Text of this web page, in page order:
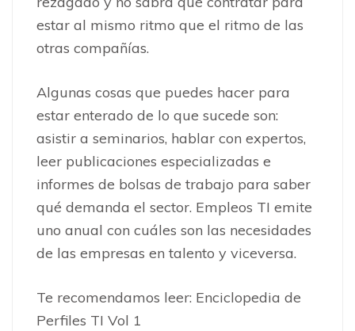
estar al mismo ritmo que el ritmo de las
otras compañías.
Algunas cosas que puedes hacer para
estar enterado de lo que sucede son:
asistir a seminarios, hablar con expertos,
leer publicaciones especializadas e
informes de bolsas de trabajo para saber
qué demanda el sector. Empleos TI emite
uno anual con cuáles son las necesidades
de las empresas en talento y viceversa.
Te recomendamos leer: Enciclopedia de
Perfiles TI Vol 1